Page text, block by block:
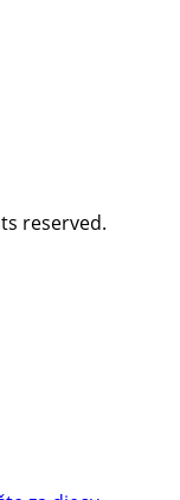
reserved.